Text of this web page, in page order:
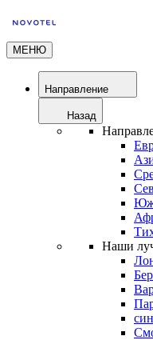
МЕНЮ
Направление
Назад
Наши